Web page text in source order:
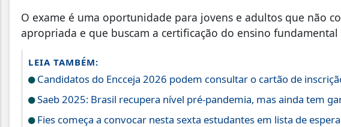
O exame é uma oportunidade para jovens e adultos que não
apropriada e que buscam a certificação do ensino
LEIA TAMBÉM:
Candidatos do Encceja 2026 podem consultar o cartão de
Saeb 2025: Brasil recupera nível pré-pandemia, mas ainda tem
Fies começa a convocar nesta sexta estudantes em lista de espera